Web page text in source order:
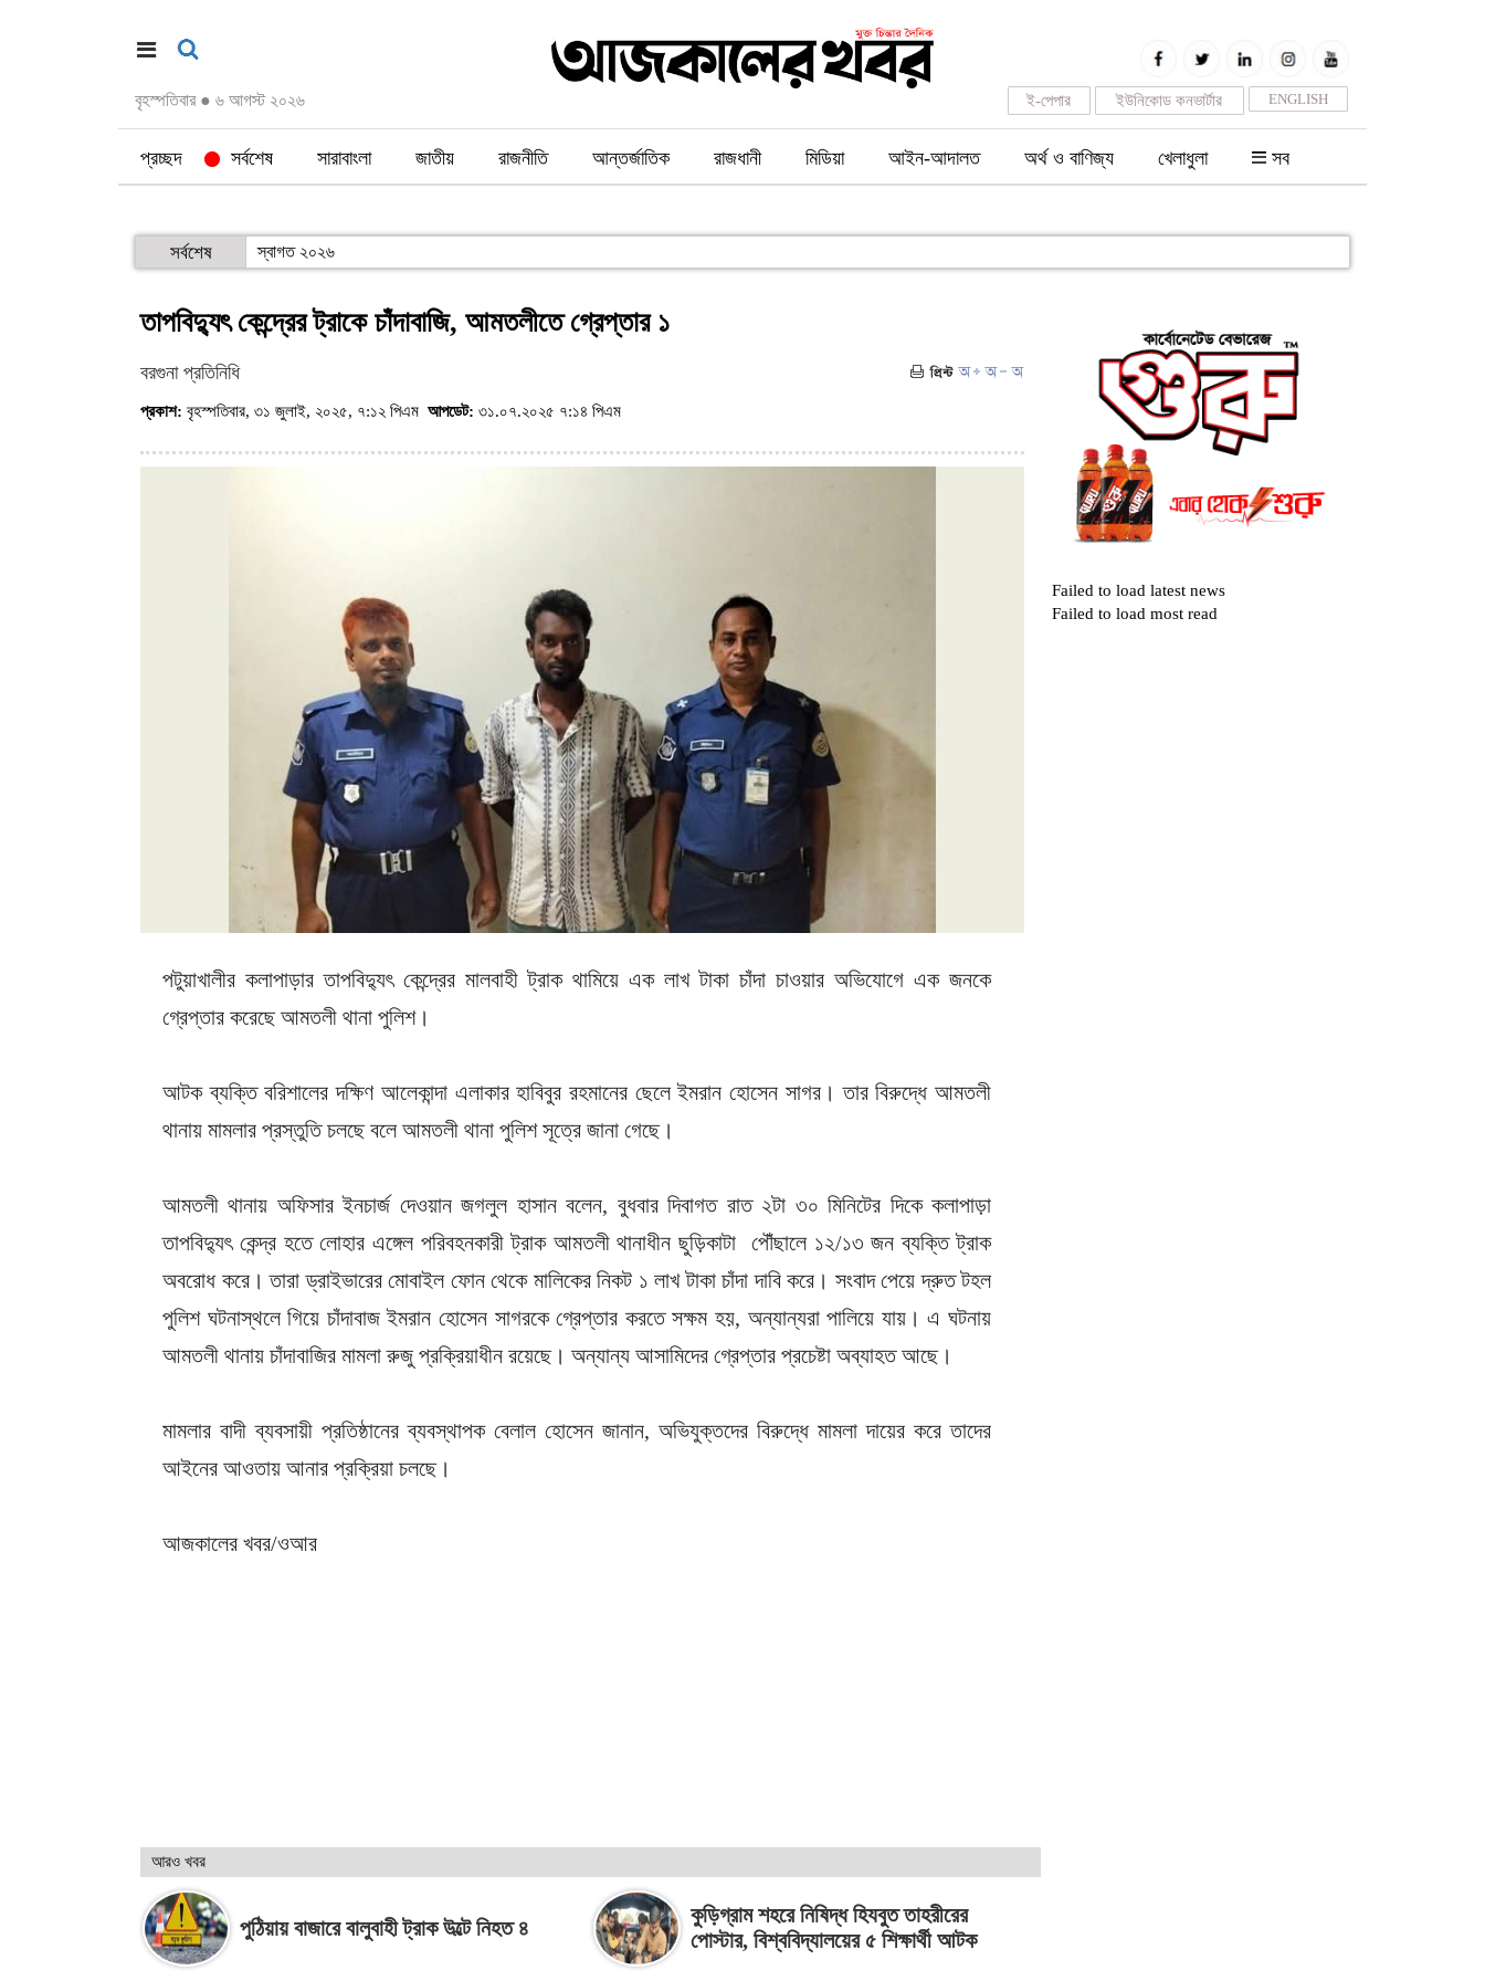
বৃহস্পতিবার ● ৬ আগস্ট ২০২৬ ENGLISH
ইউনিকোড কনভার্টার
ই-পেপার
প্রচ্ছদ সর্বশেষ সারাবাংলা জাতীয় রাজনীতি আন্তর্জাতিক রাজধানী মিডিয়া আইন-আদালত অর্থ ও বাণিজ্য খেলাধুলা সব
সর্বশেষ স্বাগত ২০২৬
তাপবিদ্যুৎ কেন্দ্রের ট্রাকে চাঁদাবাজি, আমতলীতে গ্রেপ্তার ১
বরগুনা প্রতিনিধি
প্রকাশ: বৃহস্পতিবার, ৩১ জুলাই, ২০২৫, ৭:১২ পিএম আপডেট: ৩১.০৭.২০২৫ ৭:১৪ পিএম
পটুয়াখালীর কলাপাড়ার তাপবিদ্যুৎ কেন্দ্রের মালবাহী ট্রাক থামিয়ে এক লাখ টাকা চাঁদা চাওয়ার অভিযোগে এক জনকে
গ্রেপ্তার করেছে আমতলী থানা পুলিশ।
আটক ব্যক্তি বরিশালের দক্ষিণ আলেকান্দা এলাকার হাবিবুর রহমানের ছেলে ইমরান হোসেন সাগর। তার বিরুদ্ধে আমতলী
থানায় মামলার প্রস্তুতি চলছে বলে আমতলী থানা পুলিশ সূত্রে জানা গেছে।
আমতলী থানায় অফিসার ইনচার্জ দেওয়ান জগলুল হাসান বলেন, বুধবার দিবাগত রাত ২টা ৩০ মিনিটের দিকে কলাপাড়া
তাপবিদ্যুৎ কেন্দ্র হতে লোহার এঙ্গেল পরিবহনকারী ট্রাক আমতলী থানাধীন ছুড়িকাটা পৌঁছালে ১২/১৩ জন ব্যক্তি ট্রাক
অবরোধ করে। তারা ড্রাইভারের মোবাইল ফোন থেকে মালিকের নিকট ১ লাখ টাকা চাঁদা দাবি করে। সংবাদ পেয়ে দ্রুত টহল
পুলিশ ঘটনাস্থলে গিয়ে চাঁদাবাজ ইমরান হোসেন সাগরকে গ্রেপ্তার করতে সক্ষম হয়, অন্যান্যরা পালিয়ে যায়। এ ঘটনায়
আমতলী থানায় চাঁদাবাজির মামলা রুজু প্রক্রিয়াধীন রয়েছে। অন্যান্য আসামিদের গ্রেপ্তার প্রচেষ্টা অব্যাহত আছে।
মামলার বাদী ব্যবসায়ী প্রতিষ্ঠানের ব্যবস্থাপক বেলাল হোসেন জানান, অভিযুক্তদের বিরুদ্ধে মামলা দায়ের করে তাদের
আইনের আওতায় আনার প্রক্রিয়া চলছে।
আজকালের খবর/ওআর
আরও খবর
পুঠিয়ায় বাজারে বালুবাহী ট্রাক উল্টে নিহত ৪
কুড়িগ্রাম শহরে নিষিদ্ধ হিযবুত তাহরীরের
পোস্টার, বিশ্ববিদ্যালয়ের ৫ শিক্ষার্থী আটক
Failed to load latest news
Failed to load most read